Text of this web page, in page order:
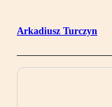
Arkadiusz Turczyn